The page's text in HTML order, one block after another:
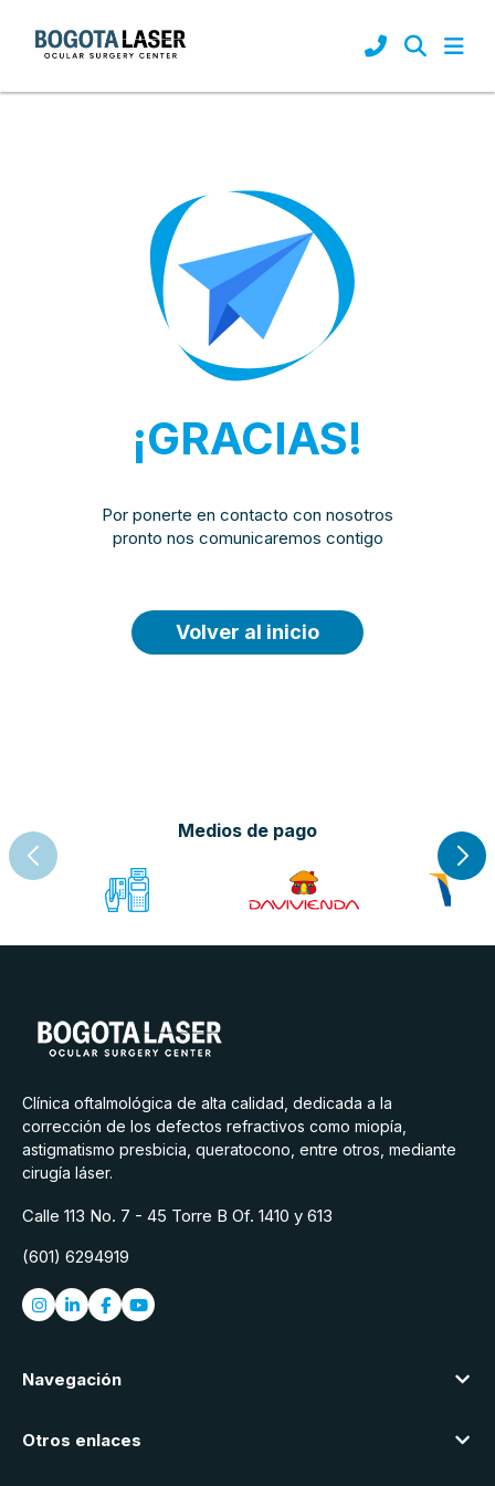
¡GRACIAS!
Por ponerte en contacto con nosotros
pronto nos comunicaremos contigo
Volver al inicio
Medios de pago
Clínica oftalmológica de alta calidad, dedicada a la
corrección de los defectos refractivos como miopía,
astigmatismo presbicia, queratocono, entre otros, mediante
cirugía láser.
Calle 113 No. 7 - 45 Torre B Of. 1410 y 613
(601) 6294919
Navegación
Otros enlaces